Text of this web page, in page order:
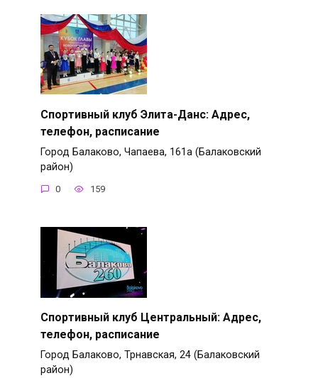
Спортивный клуб Элита-Данс: Адрес,
телефон, расписание
Город Балаково, Чапаева, 161а (Балаковский
район)
0 159
Спортивный клуб Центральный: Адрес,
телефон, расписание
Город Балаково, Трнавская, 24 (Балаковский
район)